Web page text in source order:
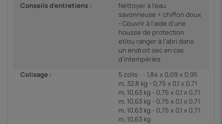
Conseils d'entretiens :
Nettoyer à l'eau
savonneuse + chiffon doux
- Couvrir à l'aide d'une
housse de protection
et/ou ranger à l'abri dans
un endroit sec en cas
d'intempéries
Colisage :
5 colis : - 1,84 x 0,09 x 0,95
m, 32,8 kg - 0,75 x 0,1 x 0,71
m, 10,63 kg - 0,75 x 0,1 x 0,71
m, 10,63 kg - 0,75 x 0,1 x 0,71
m, 10,63 kg - 0,75 x 0,1 x 0,71
m, 10,63 kg